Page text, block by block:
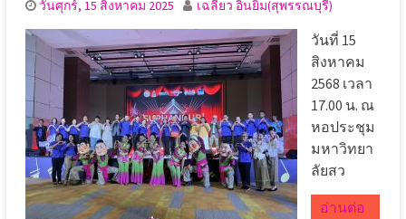
วันศุกร์, 15 สิงหาคม 2025 เฉลียว อินยิ้ม(สุพรรณบุรี)
วันที่ 15
สิงหาคม
2568 เวลา
17.00 น. ณ
หอประชุม
มหาวิทยา
ลัยสว
อ่านต่อ